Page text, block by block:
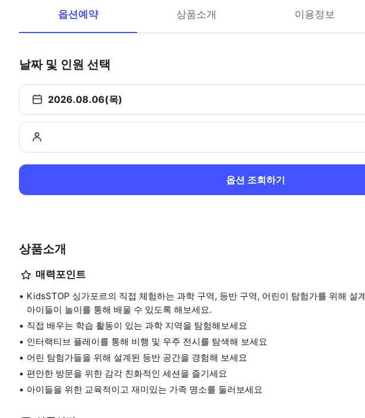
옵션예약 상품소개 이용정보
날짜 및 인원 선택
2026.08.06(목)
옵션 조회하기
상품소개
매력포인트
KidsSTOP 싱가포르의 직접 체험하는 과학 구역, 등반 구역, 어린이 탐험가를 위해 설
아이들이 놀이를 통해 배울 수 있도록 해보세요.
직접 배우는 학습 활동이 있는 과학 지역을 탐험해보세요
인터랙티브 플레이를 통해 비행 및 우주 전시를 탐색해 보세요
어린 탐험가들을 위해 설계된 등반 공간을 경험해 보세요
편안한 방문을 위한 감각 친화적인 세션을 즐기세요
아이들을 위한 교육적이고 재미있는 가족 명소를 둘러보세요